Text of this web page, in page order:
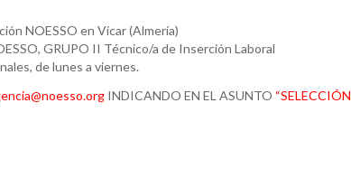
NOESSO en Vícar (Almería)
GRUPO II Técnico/a de Inserción Laboral
de lunes a viernes.
INDICANDO EN EL ASUNTO “SELECCIÓN